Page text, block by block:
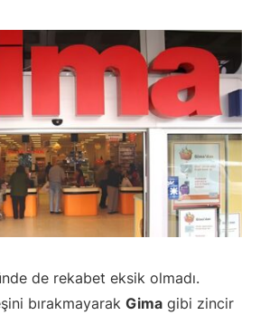
de rekabet eksik olmadı.
bırakmayarak Gima gibi zincir